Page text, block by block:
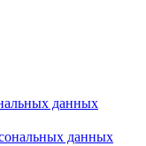
данных
данных